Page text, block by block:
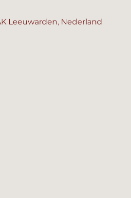
Leeuwarden, Nederland